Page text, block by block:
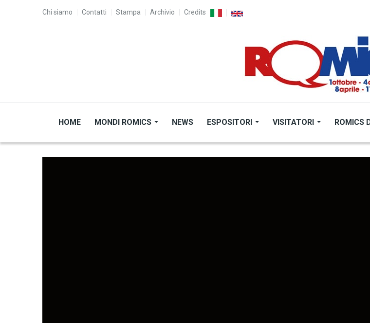
TOP MENU
Chi siamo Contatti Stampa Archivio Credits
HOME MONDI ROMICS NEWS ESPOSITORI VISITATORI ROMICS